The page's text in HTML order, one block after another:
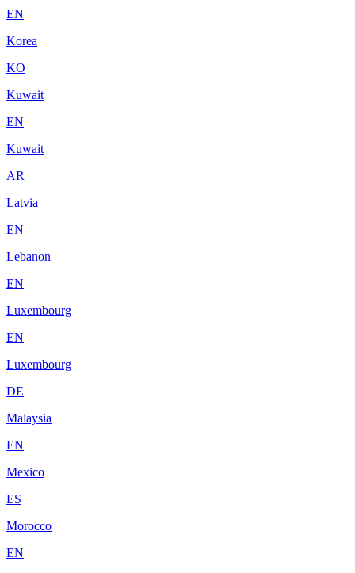
EN
Korea
KO
Kuwait
EN
Kuwait
AR
Latvia
EN
Lebanon
EN
Luxembourg
EN
Luxembourg
DE
Malaysia
EN
Mexico
ES
Morocco
EN